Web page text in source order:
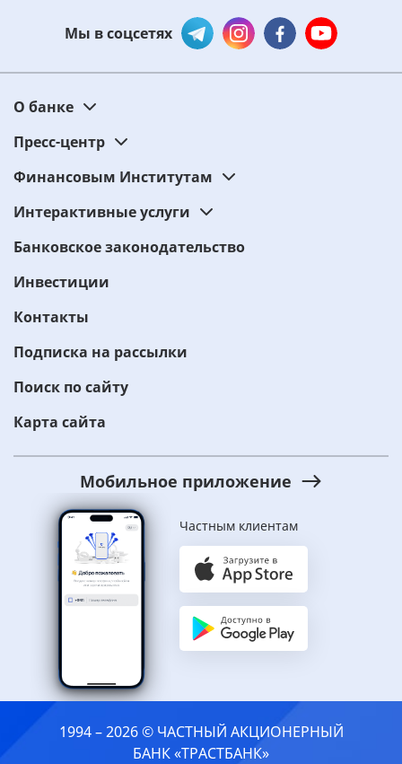
Мы в соцсетях
О банке
Пресс-центр
Финансовым Институтам
Интерактивные услуги
Банковское законодательство
Инвестиции
Контакты
Подписка на рассылки
Поиск по сайту
Карта сайта
Мобильное приложение
Частным клиентам
1994 – 2026 © ЧАСТНЫЙ АКЦИОНЕРНЫЙ
БАНК «ТРАСТБАНК»